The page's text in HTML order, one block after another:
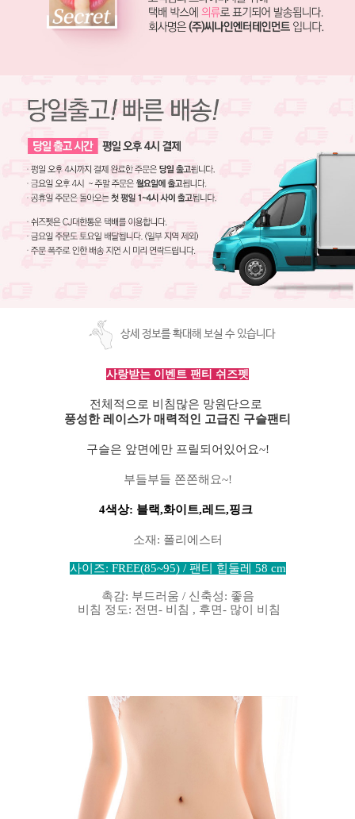
상세 정보를 확대해 보실 수 있습니다
사랑받는 이벤트 팬티 쉬즈펫
전체적으로 비침많은 망원단으로
풍성한 레이스가 매력적인 고급진 구슬팬티
구슬은 앞면에만 프릴되어있어요~!
부들부들 쫀쫀해요~!
4색상: 블랙,화이트,레드,핑크
소재 : 폴리에스터
사이즈: FREE(85~95) / 팬티 힙둘레 58 cm
촉감: 부드러움 / 신축성: 좋음
비침 정도: 전면- 비침 , 후면- 많이 비침